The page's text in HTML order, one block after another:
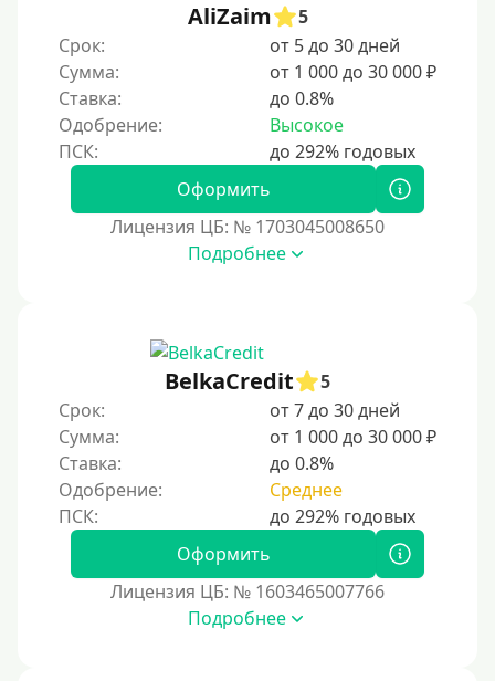
365 дней
2 года
3 года
4 года
Краткосрочные
За 3 минуты
За 5 минут
За 10 минут
За 15 минут
За час
AliZaim
5
Срок:
от 5 до 30 дней
Сумма:
от 1 000 до 30 000 ₽
Ставка:
до 0.8%
Одобрение:
Высокое
Оформить
Лицензия ЦБ: № 1703045008650
Подробнее
BelkaCredit
5
Срок:
от 7 до 30 дней
Сумма:
от 1 000 до 30 000 ₽
Ставка:
до 0.8%
Одобрение:
Среднее
Оформить
Лицензия ЦБ: № 1603465007766
Подробнее